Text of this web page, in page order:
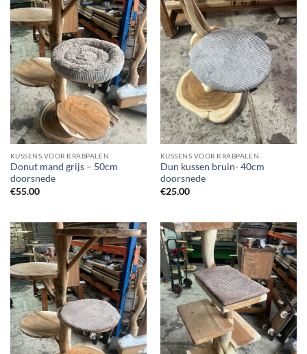
KUSSENS VOOR KRABPALEN
Donut mand grijs – 50cm
doorsnede
€55.00
KUSSENS VOOR KRABPALEN
Dun kussen bruin- 40cm
doorsnede
€25.00